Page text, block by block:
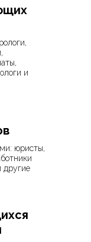
юристы,
другие
и